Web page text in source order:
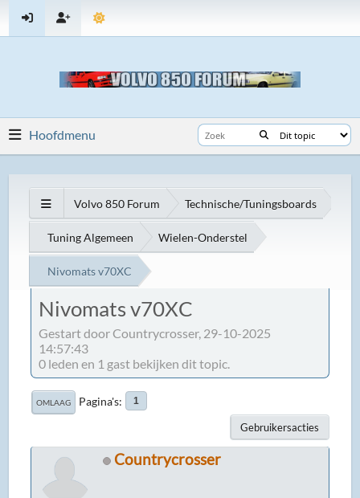
Hoofdmenu
Volvo 850 Forum Technische/Tuningsboards
Tuning Algemeen Wielen-Onderstel
Nivomats v70XC
Nivomats v70XC
Gestart door Countrycrosser, 29-10-2025
14:57:43
0 leden en 1 gast bekijken dit topic.
OMLAAG Pagina's 1
Gebruikersacties
Countrycrosser